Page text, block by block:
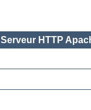
Serveur HTTP